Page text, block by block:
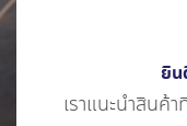
ยิน
เราแนะนำสินค้า